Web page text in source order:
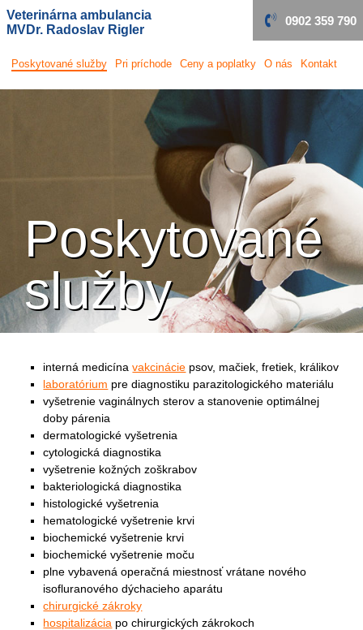
Veterinárna ambulancia
MVDr. Radoslav Rigler
0902 359 790
Poskytovanéslužby Pri príchode Ceny a poplatky O nás Kontakt
Poskytované
služby
interná medicínavakcinácie psov, mačiek, fretiek, králikov
laboratórium pre diagnostiku parazitologického materiálu
vyšetrenie vaginálnych sterov a stanovenie optimálnej
doby párenia
dermatologické vyšetrenia
cytologická diagnostika
vyšetrenie kožných zoškrabov
bakteriologická diagnostika
histologické vyšetrenia
hematologické vyšetrenie krvi
biochemické vyšetrenie krvi
biochemické vyšetrenie moču
plne vybavená operačná miestnosť vrátane nového
isofluranového dýchacieho aparátu
chirurgické zákroky
hospitalizácia po chirurgických zákrokoch